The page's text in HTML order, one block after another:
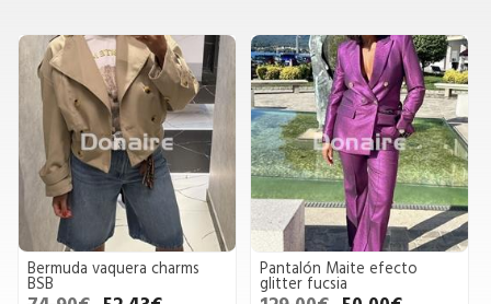
Bermuda vaquera charms
BSB
Pantalón Maite efecto
glitter fucsia